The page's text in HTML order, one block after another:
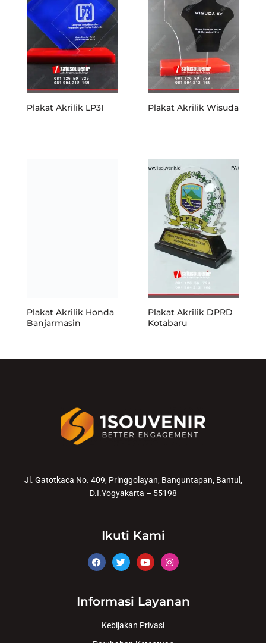
Plakat Akrilik LP3I Plakat Akrilik Wisuda
Plakat Akrilik Honda
Banjarmasin
Plakat Akrilik DPRD
Kotabaru
Jl. Gatotkaca No. 409, Pringgolayan, Banguntapan, Bantul,
D.I.Yogyakarta – 55198
Ikuti Kami
Informasi Layanan
Kebijakan Privasi